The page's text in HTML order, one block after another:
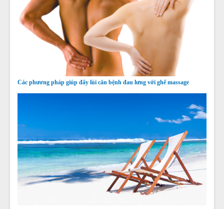
Các phương pháp giúp đẩy lùi căn bệnh đau lưng với ghế massage